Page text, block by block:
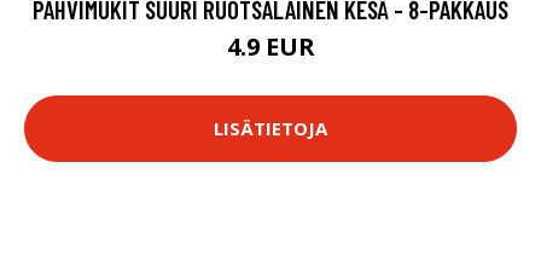
PAHVIMUKIT SUURI RUOTSALAINEN KESÄ - 8-PAKKAUS
4.9 EUR
LISÄTIETOJA